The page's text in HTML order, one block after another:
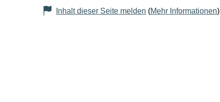
Inhalt dieser Seite melden (Mehr Informationen)